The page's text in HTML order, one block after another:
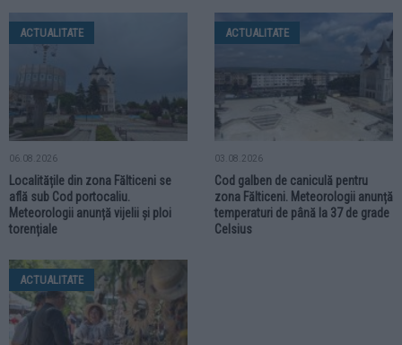
ACTUALITATE
06.08.2026
Localitățile din zona Fălticeni se
află sub Cod portocaliu.
Meteorologii anunță vijelii și ploi
torențiale
ACTUALITATE
03.08.2026
Cod galben de caniculă pentru
zona Fălticeni. Meteorologii anunță
temperaturi de până la 37 de grade
Celsius
ACTUALITATE